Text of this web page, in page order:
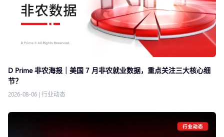
D Prime 非农海报｜美国 7 月非农就业数据，重点关注三大核心细
节？
2026-08-06 | 行业动态